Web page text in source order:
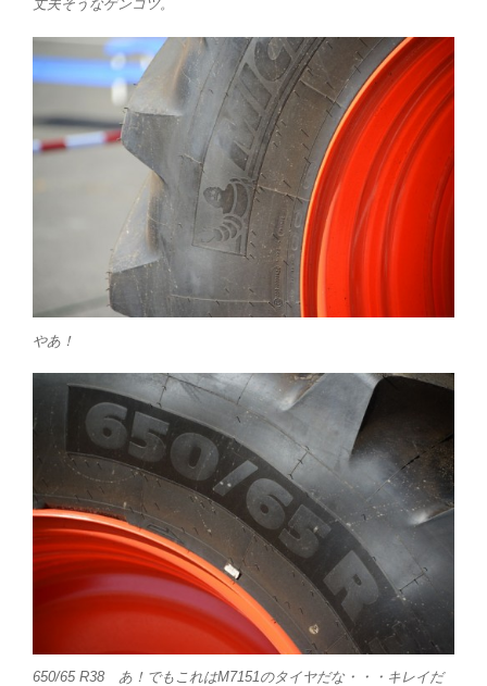
丈夫そうなゲンコツ。
やあ！
650/65 R38 あ！でもこれはM7151のタイヤだな・・・キレイだ